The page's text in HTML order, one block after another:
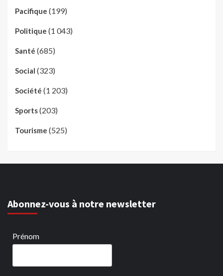
Pacifique (199)
Politique (1 043)
Santé (685)
Social (323)
Société (1 203)
Sports(203)
Tourisme (525)
Abonnez-vous à notre newsletter
Prénom